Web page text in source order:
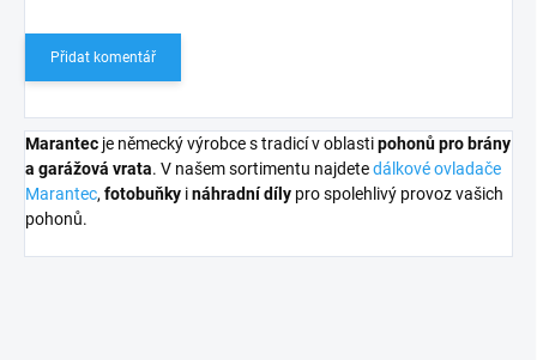
Přidat komentář
Marantec je německý výrobce s tradicí v oblastipohonů pro brány
a garážová vrata. V našem sortimentu najdetedálkové ovladače
Marantec, fotobuňky ináhradní díly pro spolehlivý provoz vašich
pohonů.